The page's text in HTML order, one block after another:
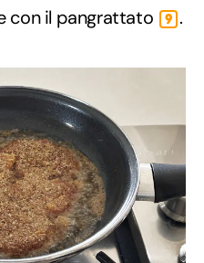
con il pangrattato 9 .